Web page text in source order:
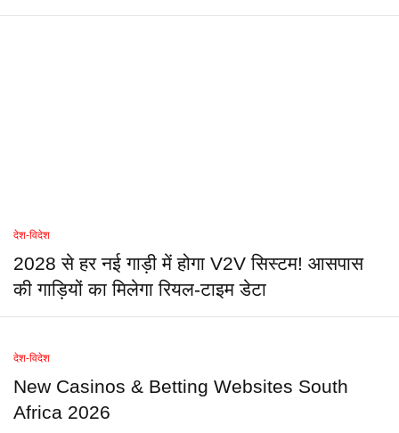
देश-विदेश
2028 से हर नई गाड़ी में होगा V2V सिस्टम! आसपास
की गाड़ियों का मिलेगा रियल-टाइम डेटा
देश-विदेश
New Casinos & Betting Websites South
Africa 2026